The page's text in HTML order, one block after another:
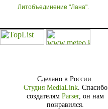
Литобъединение "Лана".
Сделано в России.
Студия MediaLink. Спасибо
создателям Parser, он нам
понравился.